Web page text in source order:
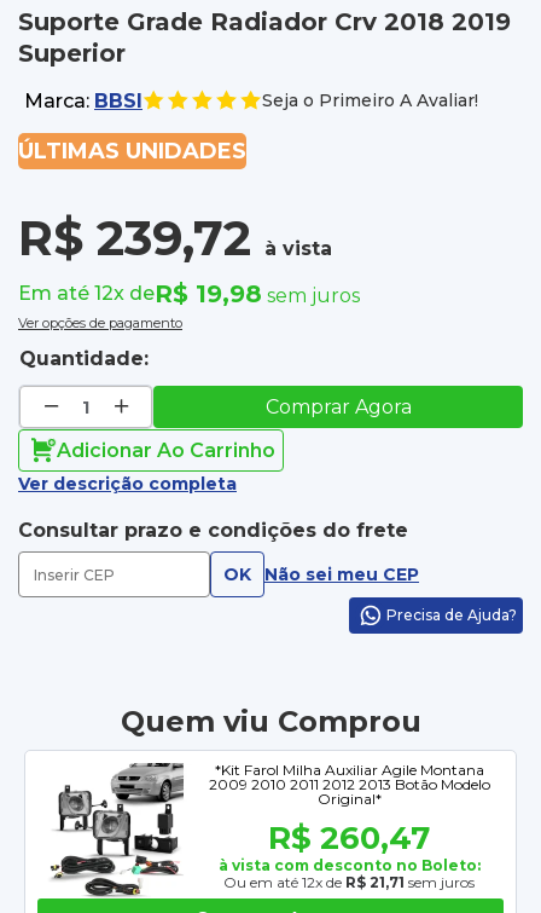
Suporte Grade Radiador Crv 2018 2019
Superior
Marca: BBSI Seja o Primeiro A Avaliar!
ÚLTIMAS UNIDADES
R$ 239,72
à vista
Em até 12x deR$ 19,98 sem juros
Ver opções de pagamento
Quantidade:
Comprar Agora
Adicionar Ao Carrinho
Ver descrição completa
Consultar prazo e condições do frete
OK Não sei meu CEP
Precisa de Ajuda?
Quem viu Comprou
*Kit Farol Milha Auxiliar Agile Montana
2009 2010 2011 2012 2013 Botão Modelo
Original*
R$ 260,47
à vista com desconto no Boleto:
Ou em até 12x de R$ 21,71 sem juros